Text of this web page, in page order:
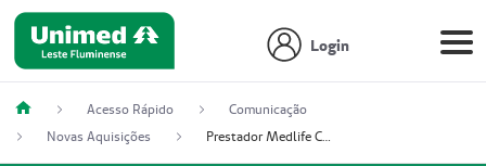
Login
Acesso Rápido
Comunicação
Novas Aquisições
Prestador Medlife Consultas e Diagnósticos (51004334-2)